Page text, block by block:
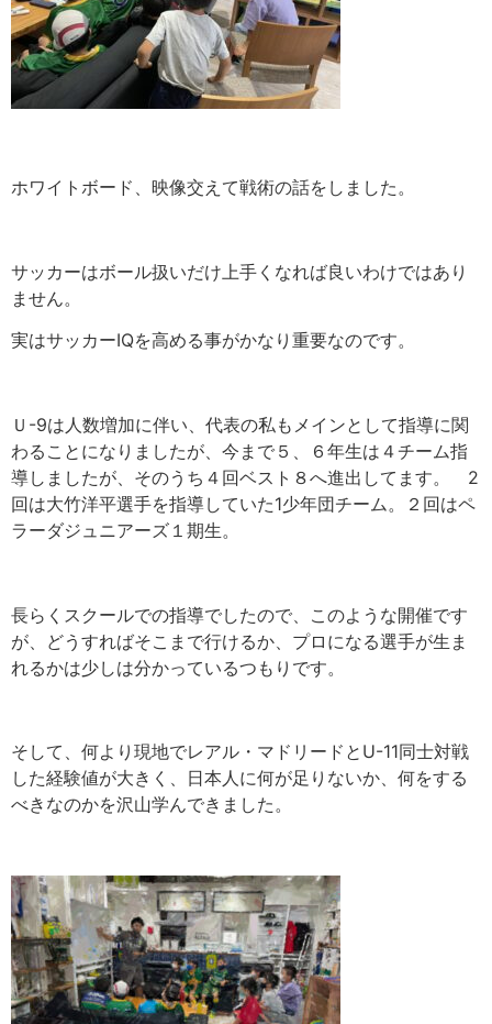
ホワイトボード、映像交えて戦術の話をしました。
サッカーはボール扱いだけ上手くなれば良いわけではあり
ません。
実はサッカーIQを高める事がかなり重要なのです。
Ｕ-9は人数増加に伴い、代表の私もメインとして指導に関
わることになりましたが、今まで５、６年生は４チーム指
導しましたが、そのうち４回ベスト８へ進出してます。 2
回は大竹洋平選手を指導していた1少年団チーム。２回はペ
ラーダジュニアーズ１期生。
長らくスクールでの指導でしたので、このような開催です
が、どうすればそこまで行けるか、プロになる選手が生ま
れるかは少しは分かっているつもりです。
そして、何より現地でレアル・マドリードとU-11同士対戦
した経験値が大きく、日本人に何が足りないか、何をする
べきなのかを沢山学んできました。